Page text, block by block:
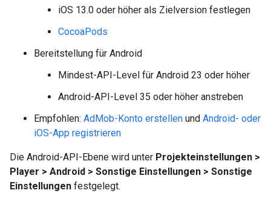
iOS 13.0 oder höher als Zielversion festlegen
CocoaPods
Bereitstellung für Android
Mindest-API-Level für Android 23 oder höher
Android-API-Level 35 oder höher anstreben
Empfohlen: AdMob-Konto erstellen und Android- oder
iOS-App registrieren
Die Android-API-Ebene wird unter Projekteinstellungen >
Player > Android > Sonstige Einstellungen > Sonstige
Einstellungen festgelegt.